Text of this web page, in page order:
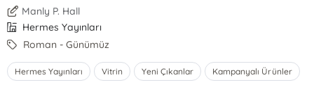
Manly P. Hall
Hermes Yayınları
Roman - Günümüz
Hermes Yayınları Vitrin Yeni Çıkanlar Kampanyalı Ürünler